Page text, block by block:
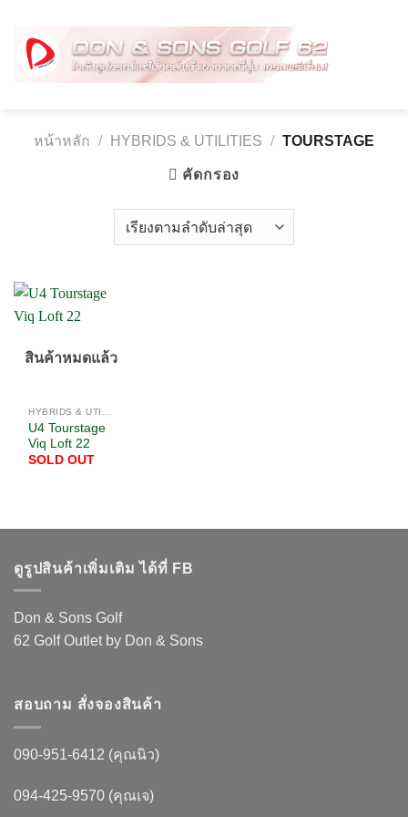
content
หน้าหลัก / HYBRIDS & UTILITIES / TOURSTAGE
คัดกรอง
สินค้าหมดแล้ว
U4 Tourstage
Viq Loft 22
SOLD OUT
ดูรูปสินค้าเพิ่มเติม ได้ที่ FB
Don & Sons Golf
62 Golf Outlet by Don & Sons
สอบถาม สั่งจองสินค้า
090-951-6412 (คุณนิว)
094-425-9570 (คุณเจ)